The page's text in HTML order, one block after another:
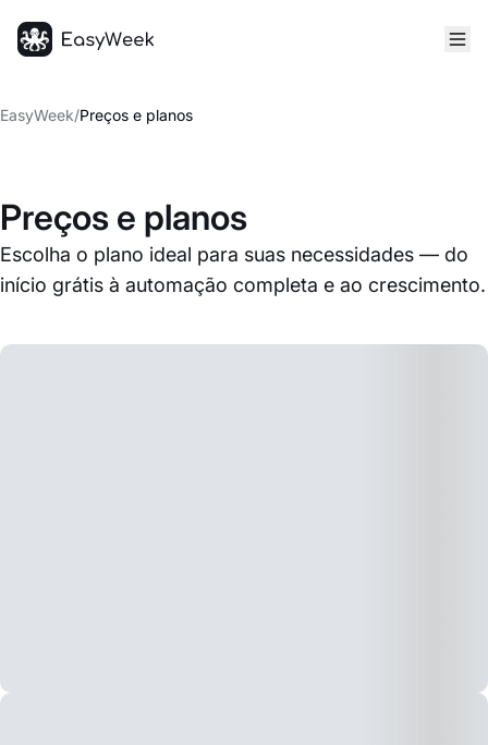
EasyWeek/Preços e planos
Preços e planos
Escolha o plano ideal para suas necessidades — do
início grátis à automação completa e ao crescimento.